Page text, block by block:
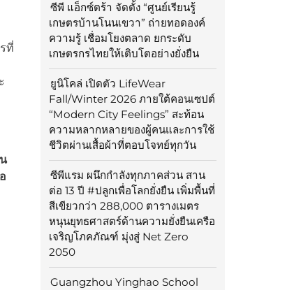
ซีพี แอ็กซ์ตร้า จัดตั้ง “ศูนย์เรียนรู้
เกษตรบ้านโนนเขวา” ถ่ายทอดองค์
ความรู้ เชื่อมโยงตลาด ยกระดับ
เกษตรกรไทยให้เติบโตอย่างยั่งยืน
ยูนิโคล่ เปิดตัว LifeWear
Fall/Winter 2026 ภายใต้คอนเซปต์
“Modern City Feelings” สะท้อน
ความหลากหลายของผู้คนและการใช้
ชีวิตผ่านเสื้อผ้าที่ตอบโจทย์ทุกวัน
ซีพีแรม ผนึกกำลังทุกภาคส่วน สาน
ต่อ 13 ปี #ปลูกเพื่อโลกยั่งยืน เพิ่มพื้นที่
สีเขียวกว่า 288,000 ตารางเมตร
หนุนยุทธศาสตร์ด้านความยั่งยืนเครือ
เจริญโภคภัณฑ์ มุ่งสู่ Net Zero
2050
Guangzhou Yinghao School
ที่